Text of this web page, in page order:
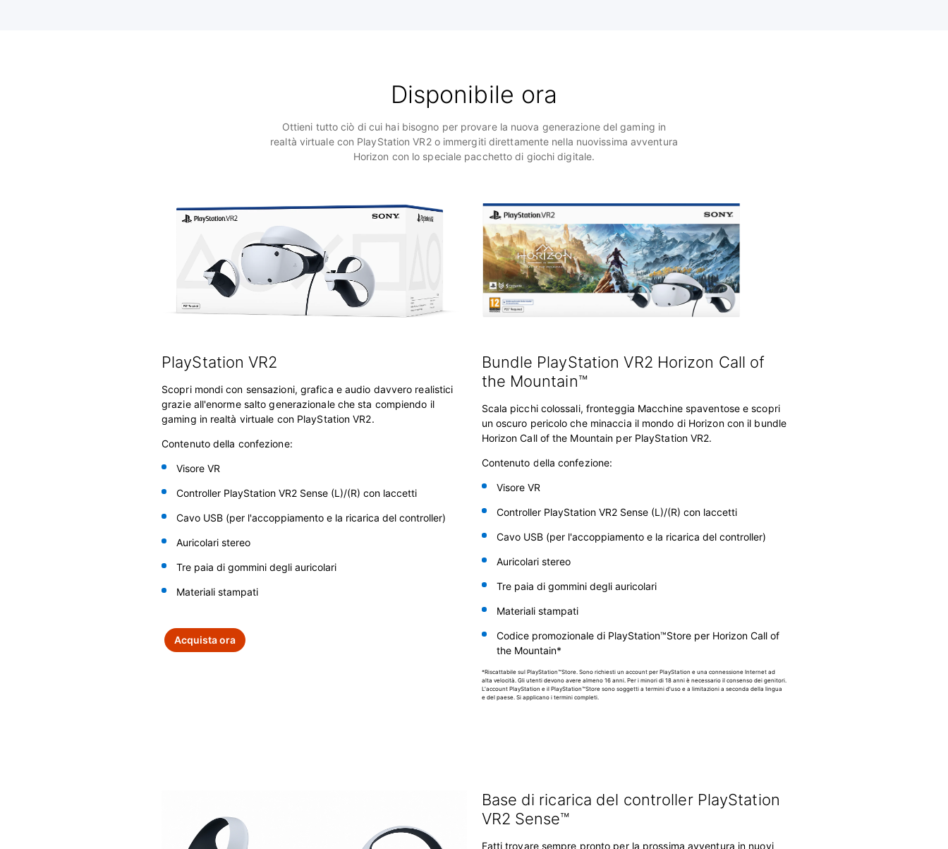
Disponibile ora
Ottieni tutto ciò di cui hai bisogno per provare la nuova generazione del gaming in
realtà virtuale con PlayStation VR2 o immergiti direttamente nella nuovissima avventura
Horizon con lo speciale pacchetto di giochi digitale.
PlayStation VR2
Scopri mondi con sensazioni, grafica e audio davvero realistici
grazie all'enorme salto generazionale che sta compiendo il
gaming in realtà virtuale con PlayStation VR2.
Contenuto della confezione:
Visore VR
Controller PlayStation VR2 Sense (L)/(R) con laccetti
Cavo USB (per l'accoppiamento e la ricarica del controller)
Auricolari stereo
Tre paia di gommini degli auricolari
Materiali stampati
Acquista ora
Bundle PlayStation VR2 Horizon Call of
the Mountain™
Scala picchi colossali, fronteggia Macchine spaventose e scopri
un oscuro pericolo che minaccia il mondo di Horizon con il bundle
Horizon Call of the Mountain per PlayStation VR2.
Contenuto della confezione:
Visore VR
Controller PlayStation VR2 Sense (L)/(R) con laccetti
Cavo USB (per l'accoppiamento e la ricarica del controller)
Auricolari stereo
Tre paia di gommini degli auricolari
Materiali stampati
Codice promozionale di PlayStation™Store per Horizon Call of
the Mountain*
*Riscattabile sul PlayStation™Store. Sono richiesti un account per PlayStation e una connessione Internet ad
alta velocità. Gli utenti devono avere almeno 16 anni. Per i minori di 18 anni è necessario il consenso dei genitori.
L'account PlayStation e il PlayStation™Store sono soggetti a termini d'uso e a limitazioni a seconda della lingua
e del paese. Si applicano i termini completi.
Base di ricarica del controller PlayStation
VR2 Sense™
Fatti trovare sempre pronto per la prossima avventura in nuovi